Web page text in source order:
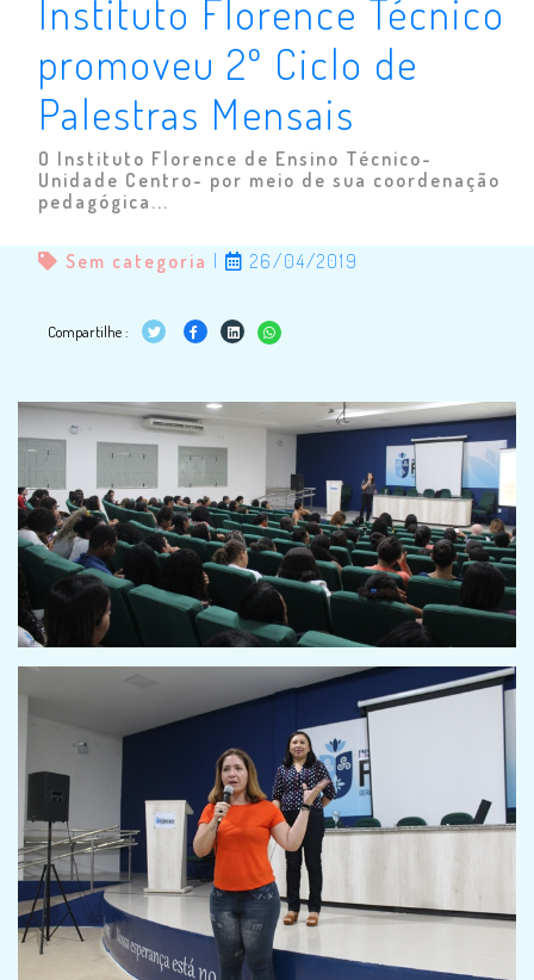
Instituto Florence Técnico
promoveu 2º Ciclo de
Palestras Mensais
O Instituto Florence de Ensino Técnico-
Unidade Centro- por meio de sua coordenação
pedagógica...
Sem categoria 26/04/2019
Compartilhe :